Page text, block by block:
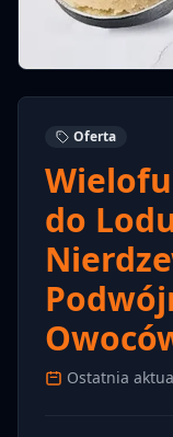
Oferta
do
Ostatnia